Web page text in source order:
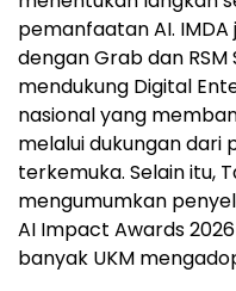
pemanfaatan AI.
dengan Grab dan
mendukung Digital
nasional yang
melalui dukungan dari
terkemuka. Selain itu,
mengumumkan
AI Impact Awards
banyak UKM